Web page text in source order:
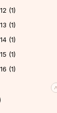
(21)
(1)
(1)
(1)
(1)
(1)
(1)